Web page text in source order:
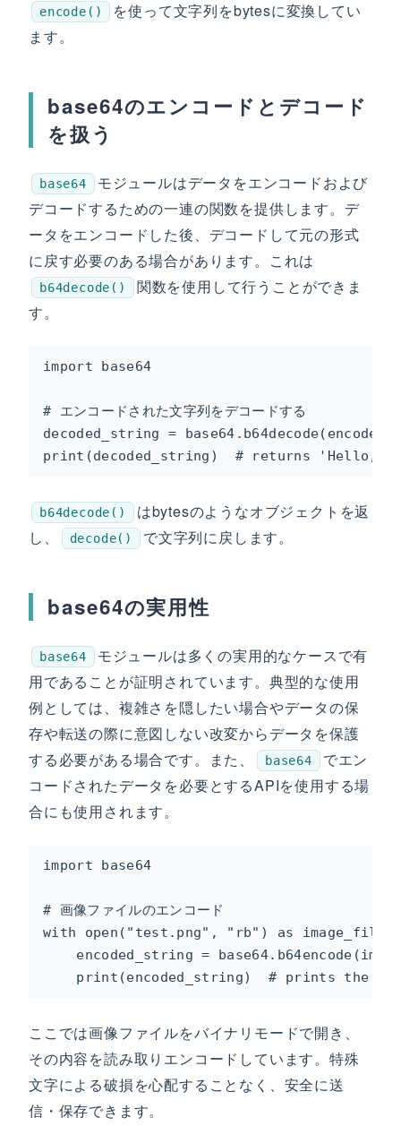
encode()
を使って文字列をbytesに変換してい
ます。
base64のエンコードとデコード
を扱う
base64
モジュールはデータをエンコードおよび
デコードするための一連の関数を提供します。デ
ータをエンコードした後、デコードして元の形式
に戻す必要のある場合があります。これは
b64decode()
関数を使用して行うことができま
す。
import base64
# エンコードされた文字列をデコードする
decoded_string =
print(decoded_string)  # returns 'Hello,
b64decode()
はbytesのようなオブジェクトを返
し、
decode() で文字列に戻します。
base64の実用性
base64
モジュールは多くの実用的なケースで有
用であることが証明されています。典型的な使用
例としては、複雑さを隠したい場合やデータの保
存や転送の際に意図しない改変からデータを保護
する必要がある場合です。また、
base64
でエン
コードされたデータを必要とするAPIを使用する場
合にも使用されます。
import base64
# 画像ファイルのエンコード
with open("test.png", "rb") as image_file:
encoded_string =
print(encoded_string)  # prints the
ここでは画像ファイルをバイナリモードで開き、
その内容を読み取りエンコードしています。特殊
文字による破損を心配することなく、安全に送
信・保存できます。